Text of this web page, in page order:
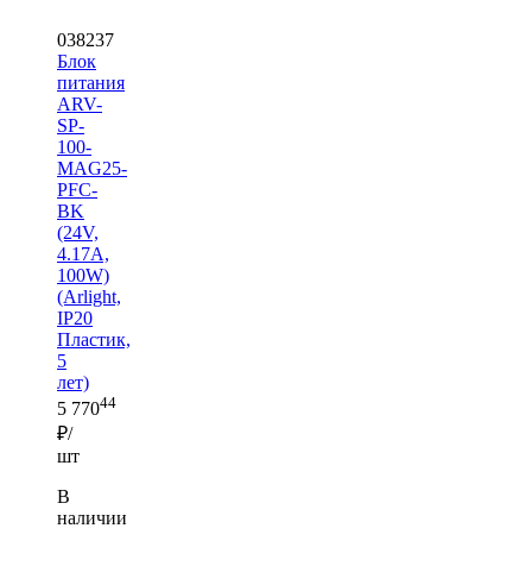
038237
Блок
питания
ARV-
SP-
100-
MAG25-
PFC-
BK
(24V,
4.17A,
100W)
(Arlight,
IP20
Пластик,
5
лет)
5 77044
₽/
шт
В
наличии